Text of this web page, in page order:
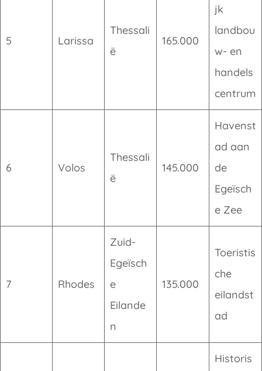
5 Larissa
Thessali
ë
165.000
jk
landbou
w- en
handels
centrum
6 Volos
Thessali
ë
145.000
Havenst
ad aan
de
Egeïsch
e Zee
7 Rhodes
Zuid-
Egeïsch
e
Eilande
n
135.000
Toeristis
che
eilandst
ad
Historis